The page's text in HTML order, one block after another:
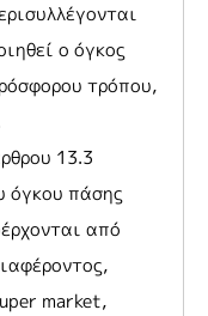
ο όγκος
τρόπου,
13.3
όγκου πάσης
από
market,